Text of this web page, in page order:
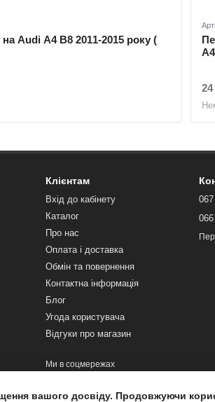
Audi A4 B8 2011-2015 року (
24
Клієнтам
Вхід до кабінету
Каталог
Про нас
Оплата і доставка
Обмін та повернення
Контактна інформація
Блог
Угода користувача
Відгуки про магазин
Ми в соцмережах
вашого досвіду. Продовжуючи